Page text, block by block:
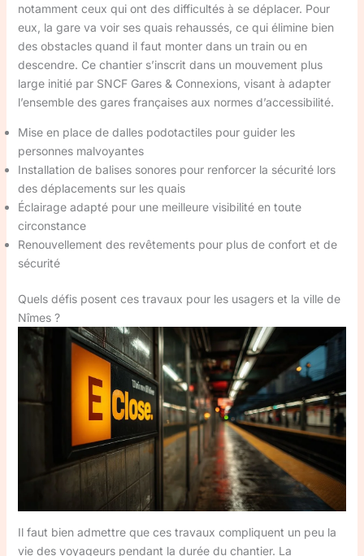
notamment ceux qui ont des difficultés à se déplacer. Pour
eux, la gare va voir ses quais rehaussés, ce qui élimine bien
des obstacles quand il faut monter dans un train ou en
descendre. Ce chantier s’inscrit dans un mouvement plus
large initié par SNCF Gares & Connexions, visant à adapter
l’ensemble des gares françaises aux normes d’accessibilité.
Mise en place de dalles podotactiles pour guider les
personnes malvoyantes
Installation de balises sonores pour renforcer la sécurité lors
des déplacements sur les quais
Éclairage adapté pour une meilleure visibilité en toute
circonstance
Renouvellement des revêtements pour plus de confort et de
sécurité
Quels défis posent ces travaux pour les usagers et la ville de
Nîmes ?
Il faut bien admettre que ces travaux compliquent un peu la
vie des voyageurs pendant la durée du chantier. La